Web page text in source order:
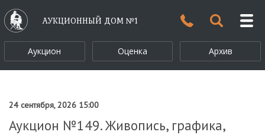
АУКЦИОННЫЙ ДОМ №1
Аукцион Оценка Архив
24 сентября, 2026 15:00
Аукцион №149. Живопись, графика,